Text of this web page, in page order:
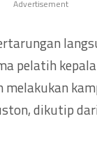
Advertisement
pelatih
melakukan
dikutip